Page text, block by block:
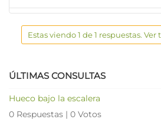
Estas viendo 1 de 1 respuestas. Ver
ÚLTIMAS CONSULTAS
Hueco bajo la escalera
0 Respuestas | 0 Votos